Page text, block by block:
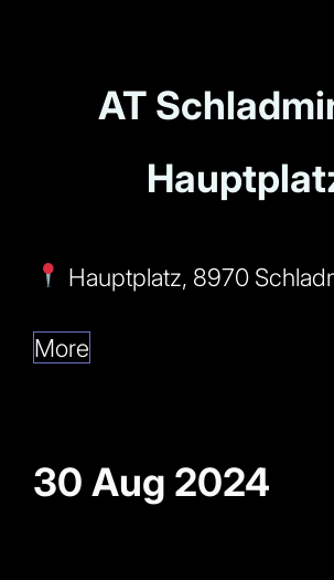
AT
Hauptplatz, 8970
More
30 Aug 2024